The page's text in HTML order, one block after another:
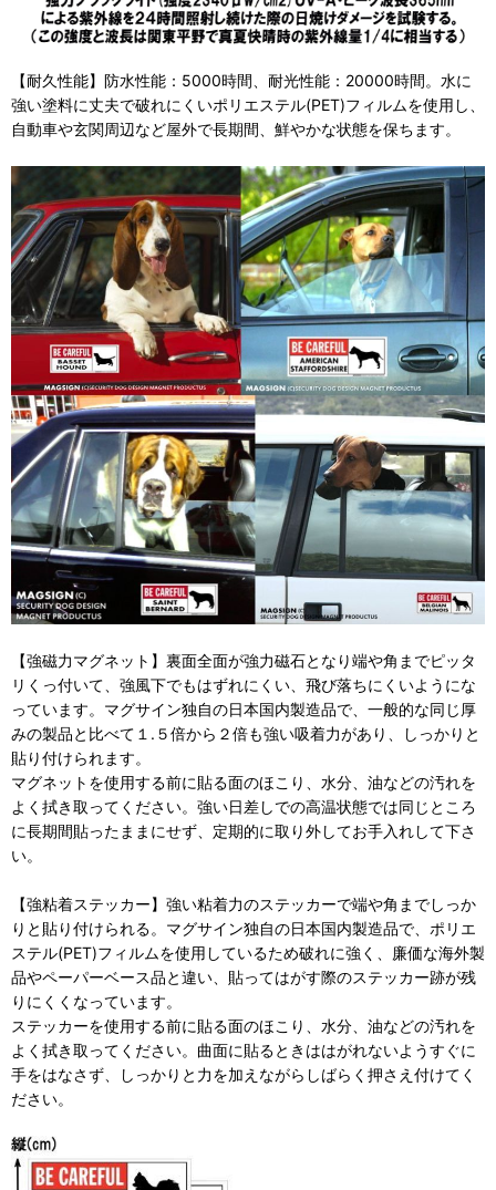
【耐久性能】防水性能：5000時間、耐光性能：20000時間。水に
強い塗料に丈夫で破れにくいポリエステル(PET)フィルムを使用し、
自動車や玄関周辺など屋外で長期間、鮮やかな状態を保ちます。
【強磁力マグネット】裏面全面が強力磁石となり端や角までピッタ
リくっ付いて、強風下でもはずれにくい、飛び落ちにくいようにな
っています。マグサイン独自の日本国内製造品で、一般的な同じ厚
みの製品と比べて１.５倍から２倍も強い吸着力があり、しっかりと
貼り付けられます。
マグネットを使用する前に貼る面のほこり、水分、油などの汚れを
よく拭き取ってください。強い日差しでの高温状態では同じところ
に長期間貼ったままにせず、定期的に取り外してお手入れして下さ
い。
【強粘着ステッカー】強い粘着力のステッカーで端や角までしっか
りと貼り付けられる。マグサイン独自の日本国内製造品で、ポリエ
ステル(PET)フィルムを使用しているため破れに強く、廉価な海外製
品やペーパーベース品と違い、貼ってはがす際のステッカー跡が残
りにくくなっています。
ステッカーを使用する前に貼る面のほこり、水分、油などの汚れを
よく拭き取ってください。曲面に貼るときははがれないようすぐに
手をはなさず、しっかりと力を加えながらしばらく押さえ付けてく
ださい。